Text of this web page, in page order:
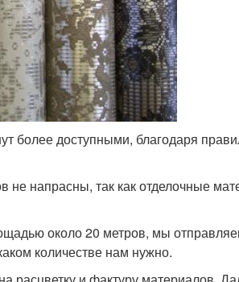
более доступными, благодаря
напрасны, так как отделочные
около 20 метров, мы
количестве нам нужно.